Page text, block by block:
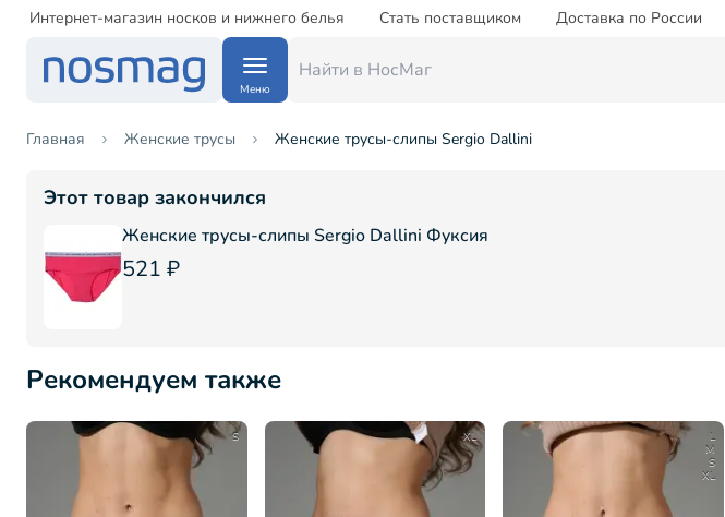
Интернет-магазин носков и нижнего белья Стать поставщиком Доставка по России
Меню
Главная Женские трусы Женские трусы-слипы Sergio Dallini
Этот товар закончился
Женские трусы-слипы Sergio Dallini Фуксия
521 ₽
Рекомендуем также
S XL
L
M
S
XL